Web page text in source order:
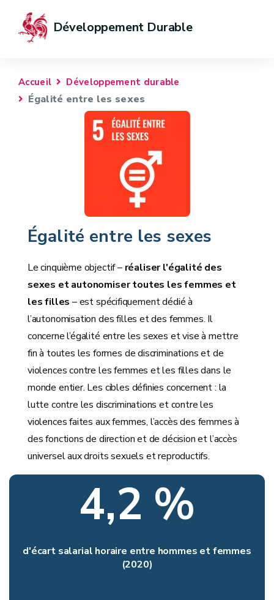
Développement Durable
Accueil Développement durable
Égalité entre les sexes
Égalité entre les sexes
Le cinquième objectif – réaliser l'égalité des
sexes et autonomiser toutes les femmes et
les filles – est spécifiquement dédié à
l’autonomisation des filles et des femmes. Il
concerne l’égalité entre les sexes et vise à mettre
fin à toutes les formes de discriminations et de
violences contre les femmes et les filles dans le
monde entier. Les cibles définies concernent : la
lutte contre les discriminations et contre les
violences faites aux femmes, l’accès des femmes à
des fonctions de direction et de décision et l’accès
universel aux droits sexuels et reproductifs.
4,2 %
d'écart salarial horaire entre hommes et femmes
(2020)